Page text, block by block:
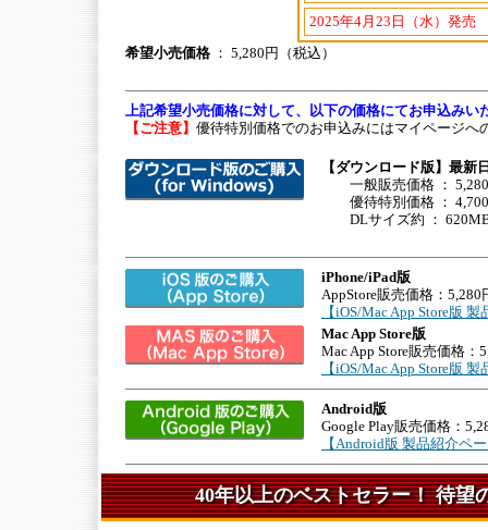
2025年4月23日（水）発売
希望小売価格 ： 5,280円（税込）
上記希望小売価格に対して、以下の価格にてお申込みい
【ご注意】 優待特別価格でのお申込みにはマイページへ
【ダウンロード版】最
一般販売価格 ：
優待特別価格 ： 4,700
DLサイズ約 ：
iPhone/iPad版
AppStore販売価格：5,280
【iOS/Mac App Store版
Mac App Store版
Mac App Store販売価格：
【iOS/Mac App Store版
Android版
Google Play販売価格：
【Android版 製品紹介ペ
40年以上のベストセラー！ 待望